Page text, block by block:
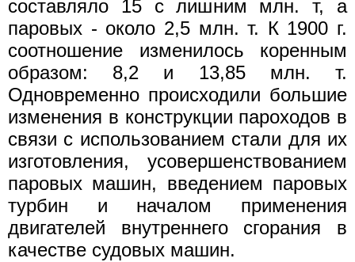
составляло 15 с лишним млн. т, а
паровых - около 2,5 млн. т. К 1900 г.
соотношение изменилось коренным
образом: 8,2 и 13,85 млн. т.
Одновременно происходили большие
изменения в конструкции пароходов в
связи с использованием стали для их
изготовления, усовершенствованием
паровых машин, введением паровых
турбин и началом применения
двигателей внутреннего сгорания в
качестве судовых машин.